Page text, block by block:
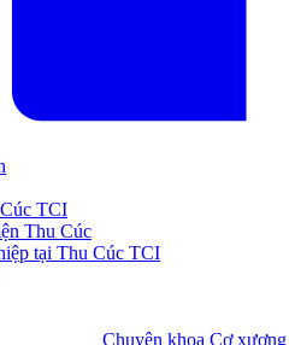
TCI
Thu Cúc
tại Thu Cúc TCI
Chuyên khoa Cơ